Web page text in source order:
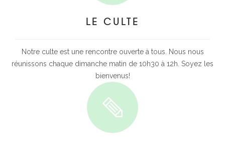
LE CULTE
Notre culte est une rencontre ouverte à tous. Nous nous
réunissons chaque dimanche matin de 10h30 à 12h. Soyez les
bienvenus!